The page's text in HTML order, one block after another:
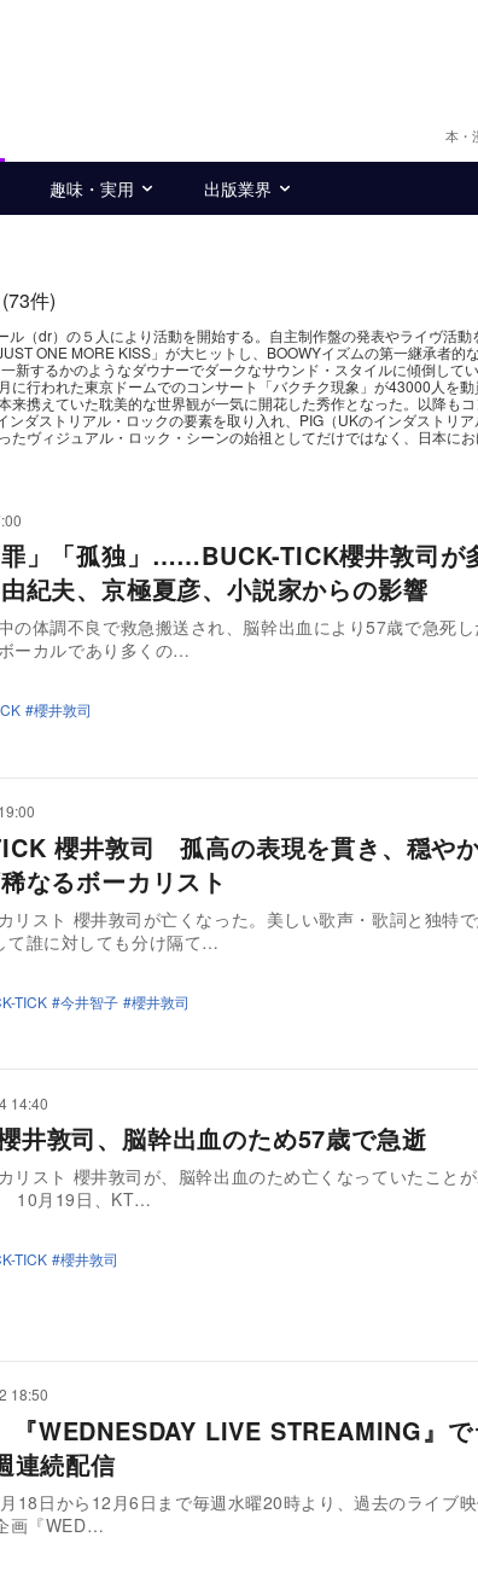
本・
趣味・実用 出版業界
(73件)
（dr）の５人により活動を開始する。自主制作盤の発表やライヴ活動
ONE MORE KISS」が大ヒットし、BOOWYイズムの第一継承者的
新するかのようなダウナーでダークなサウンド・スタイルに傾倒して
行われた東京ドームでのコンサート「バクチク現象」が43000人を動
携えていた耽美的な世界観が一気に開花した秀作となった。以降もコ
ダストリアル・ロックの要素を取り入れ、PIG（UKのインダストリア
ヴィジュアル・ロック・シーンの始祖としてだけではなく、日本に
罪」「孤独」……BUCK-TICK櫻井敦司が
紀夫、京極夏彦、小説家からの影響
の体調不良で救急搬送され、脳幹出血により57歳で急死
ーカルであり多くの…
櫻井敦司
櫻井敦司 孤高の表現を貫き、穏や
なるボーカリスト
リスト 櫻井敦司が亡くなった。美しい歌声・歌詞と独特
て誰に対しても分け隔て…
TICK 今井智子 櫻井敦司
14:40
井敦司、脳幹出血のため57歳で急逝
リスト 櫻井敦司が、脳幹出血のため亡くなっていたこと
10月19日、KT…
TICK 櫻井敦司
18:50
『WEDNESDAY LIVE STREAMING』
連続配信
18日から12月6日まで毎週水曜20時より、過去のライブ
画『WED…